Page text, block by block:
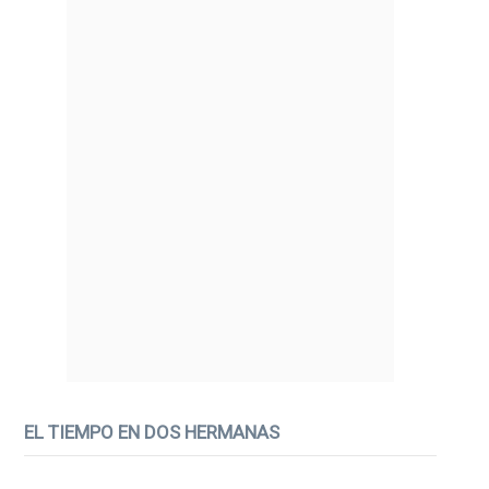
EL TIEMPO EN DOS HERMANAS